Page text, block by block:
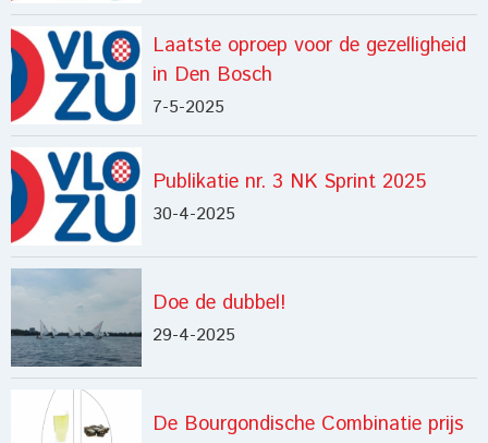
Laatste oproep voor de gezelligheid
in Den Bosch
7-5-2025
Publikatie nr. 3 NK Sprint 2025
30-4-2025
Doe de dubbel!
29-4-2025
De Bourgondische Combinatie prijs